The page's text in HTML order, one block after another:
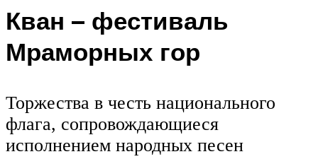
Кван – фестиваль
Мраморных гор
Торжества в честь национального
флага, сопровождающиеся
исполнением народных песен